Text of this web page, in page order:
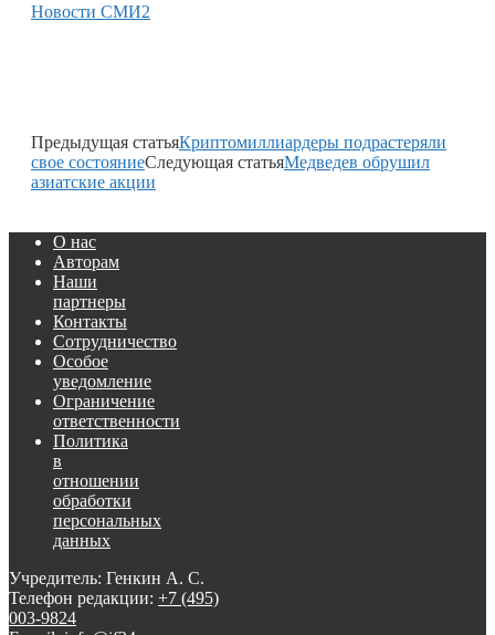
Новости СМИ2
Предыдущая статьяКриптомиллиардеры подрастеряли
свое состояниеСледующая статьяМедведев обрушил
азиатские акции
О нас
Авторам
Наши
партнеры
Контакты
Сотрудничество
Особое
уведомление
Ограничение
ответственности
Политика
в
отношении
обработки
персональных
данных
Учредитель: Генкин А. С.
Телефон редакции: +7 (495)
003-9824